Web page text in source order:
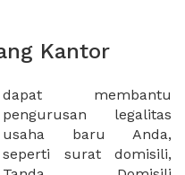
Kantor